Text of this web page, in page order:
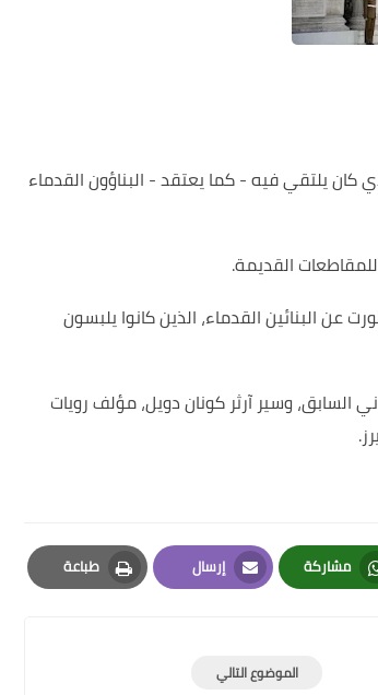
يلتقي فيه - كما يعتقد - البناؤون القدماء
القديمة.
البنائين القدماء، الذين كانوا يلبسون
السابق، وسير آرثر كونان دويل، مؤلف رويات
.
مشاركة
Whatsapp
إرسال
Email
طباعة
Print
الموضوع التالي